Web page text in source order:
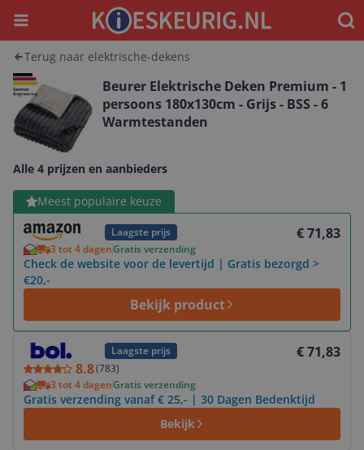
Menu
Terug naar elektrische-dekens
Beurer Elektrische Deken Premium - 1
persoons 180x130cm - Grijs - BSS - 6
Warmtestanden
Alle 4 prijzen en aanbieders
Meest populaire keuze
Laagste prijs € 71,83
3 tot 4 dagenGratis verzending
Check de website voor de levertijd | Gratis bezorgd >
€20,-
Bekijk product
Bekijk product
Laagste prijs
8.8(783)
€ 71,83
3 tot 4 dagenGratis verzending
Gratis verzending vanaf € 25,- | 30 Dagen Bedenktijd
Bekijk
Bekijk product